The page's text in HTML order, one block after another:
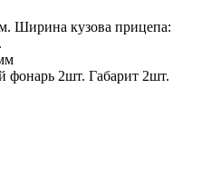
Ширина кузова прицепа:
фонарь 2шт. Габарит 2шт.